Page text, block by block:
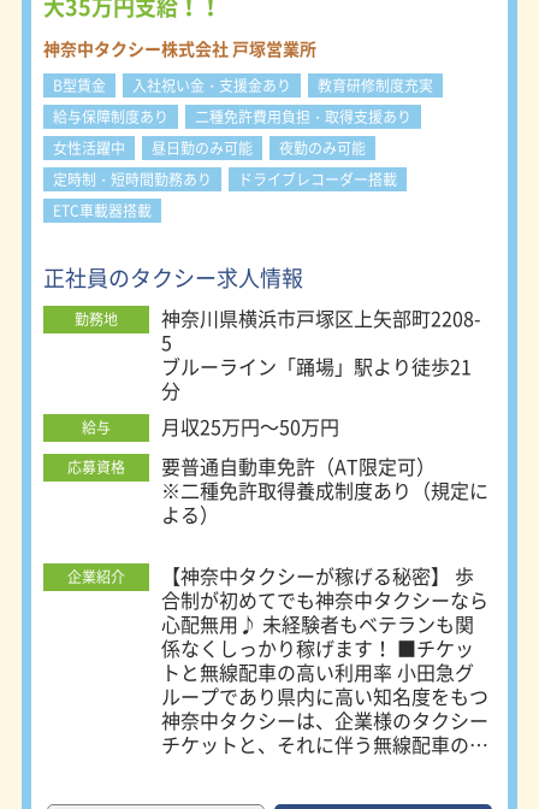
ています。 ★10年連続優良事業者に
表彰 東京タクシーセンター10年連続
優良事業者（ＡＡランク）に表彰され
ている「日の丸リムジン」。お客さま
からの指名、および固定顧客の増加に
繋がり、都内の優良タクシー乗り場も
利用できます。 ★大統領からの感謝
状 日の丸リムジン・ハイヤー事業部
ー事業部のＶＩＰクラスのたくさんの
お客さまもLIMOCREWが応対しま
す。 ★事業所 他のタクシー会社には
ないガラス張りの建物です。会社訪問
はいつでも自由に参加できます。 ★
納金タッチパネルシステム 業界初の
納金タッチパネルシステムです。疲れ
て会社に戻っての納金処理を簡単に、
楽にできます。 ★休憩室 マッサージ
チェアがあり、疲れもとれてリラック
スできます。もちろんテレビもありま
す。 ★休憩・ウッドデッキ 休憩スペ
ウッドデッキスペースで！ ★洗車場
雨の日も洗車ができます。お客さまに
は、いつもキレイで、清潔な車両を提
供し、快適にご乗車していただきま
す。 ★整備工場 指定整備工場併設な
ので、整備の行き届いた車両で安心業
務！ ★ロッカールーム キレイで、整
理整頓されています。プライベートと
人もいたり、トップドライバーになる
と年収1000万円を実現しています。
普通二種免許をお持ちでない方は、当
社指定の教習所で免許取得を目指して
いただきます。 およそ7日～8日ほど
で免許が取得でき、教習期間中は『日
当10,000円+交通費』を支給いたしま
す。 二種免許取得にかかる費用は当
社が全額負担します。※社内規定あり
また、二種免許の受験資格要件が緩和
れば、年齢要件と経験年数要件を引き
下げることができるようになりまし
た。こちらの制度を利用した入社も可
能です。 【神奈川に13拠点、東京に2
拠点】 ※好きな営業所を選べます！
横浜営業所：〒241-0012 横浜市旭区
西川島町10-1 戸塚営業所：〒245-
0053 横浜市戸塚区上矢部町2208-5 藤
沢第一営業所：〒252-0816 藤沢市遠
藤2005-13 藤沢第二営業所：〒252-
0823 藤沢市菖蒲沢70-1 茅ヶ崎営業
平塚営業所：〒254-0076 平塚市新町
62-7 二宮営業所：〒259-0123 中郡二
宮町二宮1314 秦野営業所：〒257-
0031 秦野市曽屋993-6 伊勢原営業
所：〒259-1141 伊勢原市上粕屋519-
1 厚木営業所：〒243-0213 厚木市飯
山南2-2-10 座間営業所：〒252-0003
座間市ひばりが丘5-24-3 大野営業
所：〒252-0303 相模原市南区相模大
大35万円支給！！
神奈中タクシー株式会社 戸塚営業所
B型賃金 入社祝い金・支援金あり
教育研修制度充実
給与保障制度あり
二種免許費用負担・取得支援あり
女性活躍中
昼日勤のみ可能
夜勤のみ可能
定時制・短時間勤務あり
ドライブレコーダー搭載
ETC車載器搭載
正社員のタクシー求人情報
勤務地
神奈川県横浜市戸塚区上矢部町2208-
5
ブルーライン「踊場」駅より徒歩21
分
給与 月収25万円～50万円
応募資格
要普通自動車免許（AT限定可）
※二種免許取得養成制度あり（規定に
よる）
企業紹介
【神奈中タクシーが稼げる秘密】 歩
合制が初めてでも神奈中タクシーなら
心配無用♪ 未経験者もベテランも関
係なくしっかり稼げます！ ■チケッ
トと無線配車の高い利用率 小田急グ
ループであり県内に高い知名度をもつ
神奈中タクシーは、企業様のタクシー
チケットと、それに伴う無線配車の利